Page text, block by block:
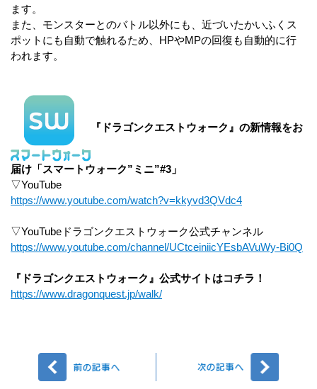
ます。
また、モンスターとのバトル以外にも、近づいたかいふくス
ポットにも自動で触れるため、HPやMPの回復も自動的に行
われます。
『ドラゴンクエストウォーク』の新情報をお
届け「スマートウォーク”ミニ”#3」
▽YouTube
https://www.youtube.com/watch?v=kkyvd3QVdc4
▽YouTubeドラゴンクエストウォーク公式チャンネル
https://www.youtube.com/channel/UCtceiniicYEsbAVuWy-Bi0Q
『ドラゴンクエストウォーク』公式サイトはコチラ！
https://www.dragonquest.jp/walk/